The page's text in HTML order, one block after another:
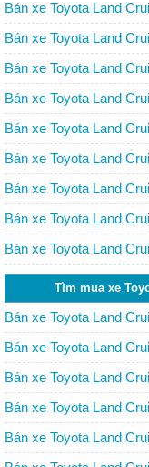
Bán xe Toyota Land
Bán xe Toyota Land
Bán xe Toyota Land
Bán xe Toyota Land
Bán xe Toyota Land
Bán xe Toyota Land
Bán xe Toyota Land
Bán xe Toyota Land
Bán xe Toyota Land
Tìm mua xe
Bán xe Toyota Land
Bán xe Toyota Land
Bán xe Toyota Land
Bán xe Toyota Land
Bán xe Toyota Land